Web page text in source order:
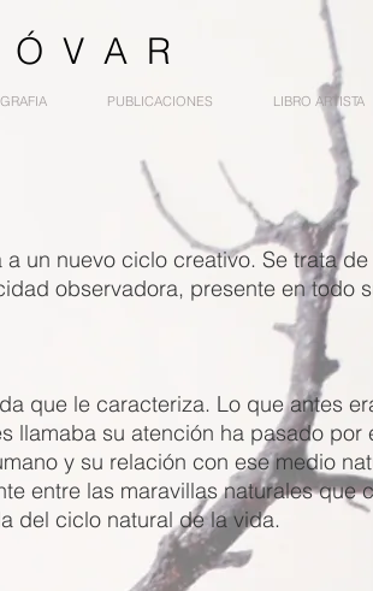
V A R
PUBLICACIONES LIBRO ARTISTA
un nuevo ciclo creativo. Se trata
observadora, presente en todo
que le caracteriza. Lo que antes
llamaba su atención ha pasado por
y su relación con ese medio
entre las maravillas naturales que
del ciclo natural de la vida.